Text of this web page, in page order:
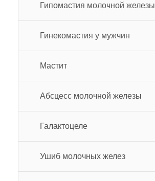
Гипомастия молочной железы
Гинекомастия у мужчин
Мастит
Абсцесс молочной железы
Галактоцеле
Ушиб молочных желез